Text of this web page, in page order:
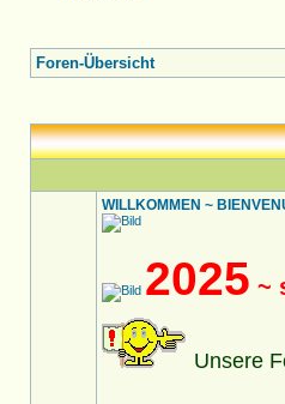
Foren-Übersicht
WILLKOMMEN ~
2025 ~
Unsere